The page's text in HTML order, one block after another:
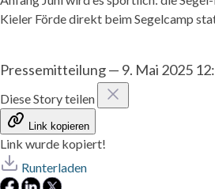
Kieler Förde direkt beim Segelcamp
Pressemitteilung— 9. Mai 2025
Diese Story teilen
Link kopieren
Link wurde kopiert!
Runterladen